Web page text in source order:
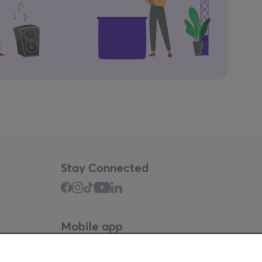
Stay Connected
Mobile app